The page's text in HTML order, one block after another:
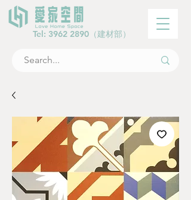
Tel: 3962 2890 （建材部）